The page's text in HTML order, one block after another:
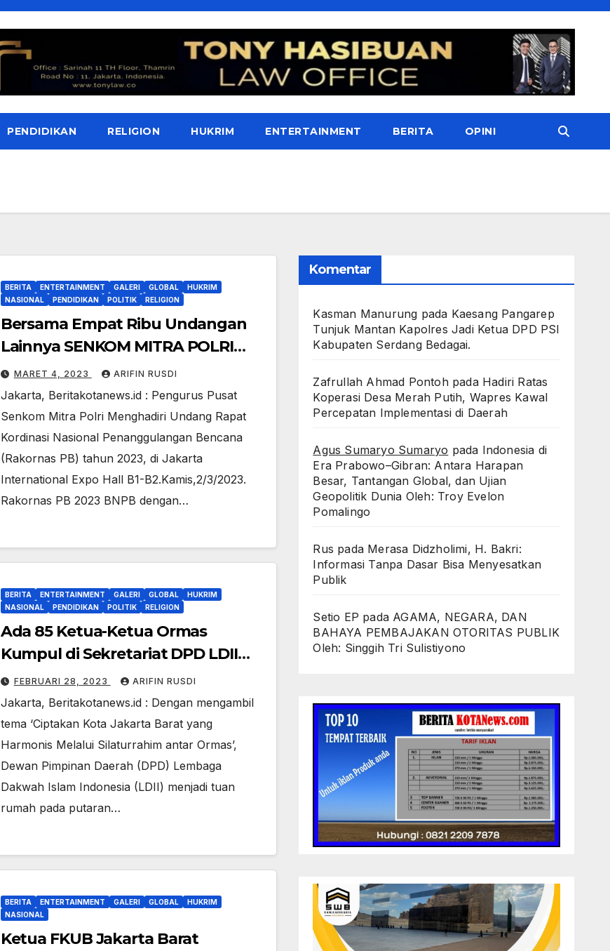
PENDIDIKAN RELIGION HUKRIM ENTERTAINMENT BERITA OPINI
BERITA ENTERTAINMENT GALERI GLOBAL
HUKRIM
NASIONAL
PENDIDIKAN POLITIK RELIGION
Bersama Empat Ribu Undangan
Lainnya SENKOM MITRA POLRI
Hadiri Rakornas PB 2023 BNPB
MARET 4, 2023 ARIFIN RUSDI
Jakarta, Beritakotanews.id : Pengurus Pusat
Senkom Mitra Polri Menghadiri Undang Rapat
Kordinasi Nasional Penanggulangan Bencana
(Rakornas PB) tahun 2023, di Jakarta
International Expo Hall B1-B2.Kamis,2/3/2023.
Rakornas PB 2023 BNPB dengan…
BERITA ENTERTAINMENT GALERI GLOBAL
HUKRIM
NASIONAL
PENDIDIKAN POLITIK RELIGION
Ada 85 Ketua-Ketua Ormas
Kumpul di Sekretariat DPD LDII
Jakarta Barat
FEBRUARI 28, 2023 ARIFIN RUSDI
Jakarta, Beritakotanews.id : Dengan mengambil
tema ‘Ciptakan Kota Jakarta Barat yang
Harmonis Melalui Silaturrahim antar Ormas’,
Dewan Pimpinan Daerah (DPD) Lembaga
Dakwah Islam Indonesia (LDII) menjadi tuan
rumah pada putaran…
BERITA ENTERTAINMENT GALERI GLOBAL
HUKRIM
NASIONAL
Ketua FKUB Jakarta Barat
Komentar
Kasman Manurung pada Kaesang Pangarep
Tunjuk Mantan Kapolres Jadi Ketua DPD PSI
Kabupaten Serdang Bedagai. ‎ ‎
Zafrullah Ahmad Pontohpada Hadiri Ratas
Koperasi Desa Merah Putih, Wapres Kawal
Percepatan Implementasi di Daerah
Agus Sumaryo Sumaryo pada Indonesia di
Era Prabowo–Gibran: Antara Harapan
Besar, Tantangan Global, dan Ujian
Geopolitik Dunia Oleh: Troy Evelon
Pomalingo
Rus pada Merasa Didzholimi, H. Bakri:
Informasi Tanpa Dasar Bisa Menyesatkan
Publik
Setio EP pada AGAMA, NEGARA, DAN
BAHAYA PEMBAJAKAN OTORITAS PUBLIK
Oleh: Singgih Tri Sulistiyono